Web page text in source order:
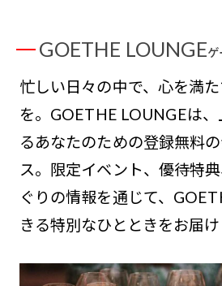
GOETHE LOUNGEゲ
忙しい日々の中で、心を満
を。GOETHE LOUNGEは
るあなたのための登録無料
ス。限定イベント、優待特
ぐりの情報を通じて、
きる特別なひとときをお届け